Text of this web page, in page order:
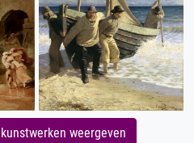
weergeven